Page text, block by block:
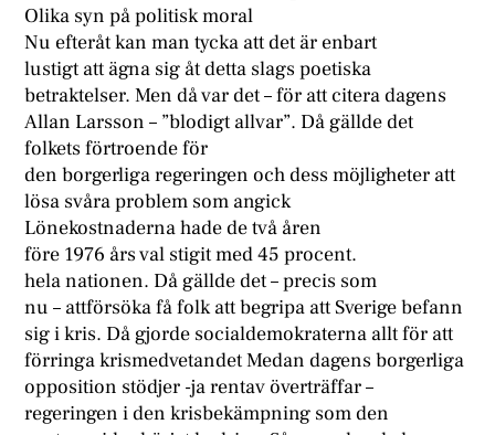
Olika syn på politisk moral
Nu efteråt kan man tycka att det är enbart
lustigt att ägna sig åt detta slags poetiska
betraktelser. Men då var det – för att citera dagens
Allan Larsson – ”blodigt allvar”. Då gällde det
folkets förtroende för
den borgerliga regeringen och dess möjligheter att
lösa svåra problem som angick
Lönekostnaderna hade de två åren
före 1976 års val stigit med 45 procent.
hela nationen. Då gällde det – precis som
nu – attförsöka få folk att begripa att Sverige befann
sig i kris. Då gjorde socialdemokraterna allt för att
förringa krismedvetandet Medan dagens borgerliga
opposition stödjer -ja rentav överträffar –
regeringen i den krisbekämpning som den